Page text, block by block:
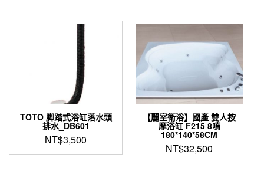
TOTO 脚踏式浴缸落水頭
排水_DB601
NT$3,500
【麗室衛浴】國產 雙人按
摩浴缸 F215 8噴
180*140*58CM
NT$32,500